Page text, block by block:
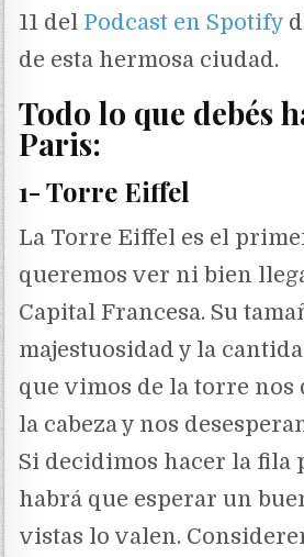
11 del Podcast en Spotify
de esta hermosa ciudad.
Todo lo que debés
Paris:
1- Torre Eiffel
La Torre Eiffel es el
queremos ver ni bien
Capital Francesa. Su
majestuosidad y la
que vimos de la torre nos
la cabeza y nos
Si decidimos hacer la fila
habrá que esperar un
vistas lo valen.